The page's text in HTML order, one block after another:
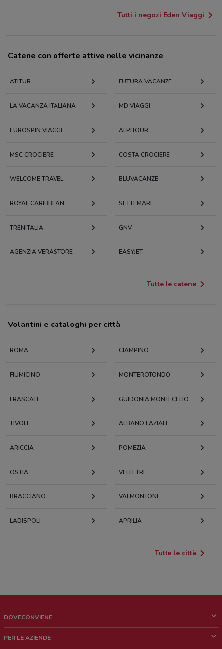
Tutti i negozi Eden Viaggi
Catene con offerte attive nelle vicinanze
ATITUR FUTURA VACANZE
LA VACANZA ITALIANA MD VIAGGI
EUROSPIN VIAGGI ALPITOUR
MSC CROCIERE COSTA CROCIERE
WELCOME TRAVEL BLUVACANZE
ROYAL CARIBBEAN SETTEMARI
TRENITALIA GNV
AGENZIA VERASTORE EASYJET
Tutte le catene
Volantini e cataloghi per città
ROMA CIAMPINO
FIUMICINO MONTEROTONDO
FRASCATI GUIDONIA MONTECELIO
TIVOLI ALBANO LAZIALE
ARICCIA POMEZIA
OSTIA VELLETRI
BRACCIANO VALMONTONE
LADISPOLI APRILIA
Tutte le città
DOVECONVIENE
PER LE AZIENDE